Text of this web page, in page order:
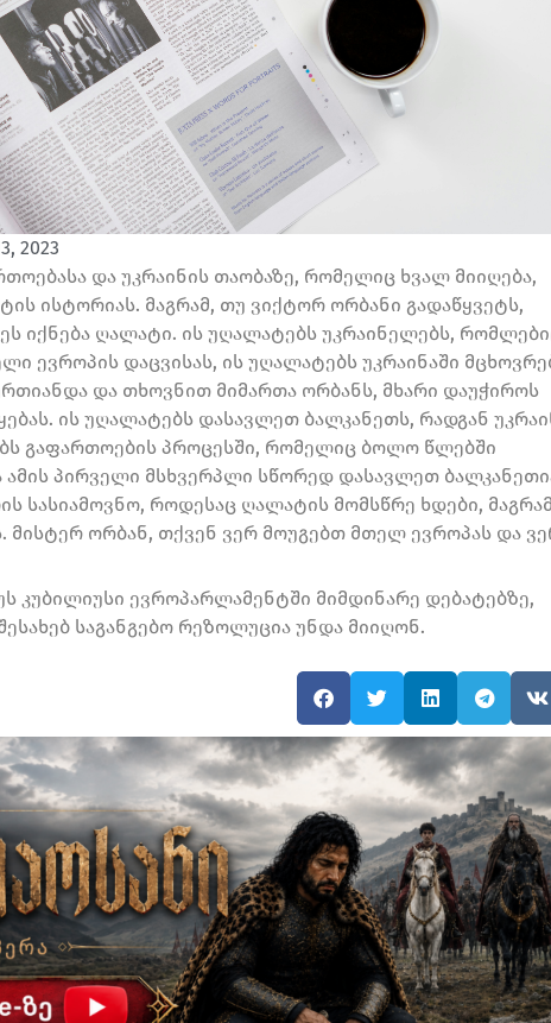
2023
და უკრაინის თაობაზე, რომელიც ხვალ მიიღება,
ისტორიას. მაგრამ, თუ ვიქტორ ორბანი გადაწყვეტს,
იქნება ღალატი. ის უღალატებს უკრაინელებს,
ევროპის დაცვისას, ის უღალატებს უკრაინაში
და თხოვნით მიმართა ორბანს, მხარი დაუჭიროს
ის უღალატებს დასავლეთ ბალკანეთს, რადგან
გაფართოების პროცესში, რომელიც ბოლო წლებში
პირველი მსხვერპლი სწორედ დასავლეთ
სასიამოვნო, როდესაც ღალატის მომსწრე ხდები, მაგრამ
მისტერ ორბან, თქვენ ვერ მოუგებთ მთელ ევროპას და
კუბილიუსი ევროპარლამენტში მიმდინარე დებატებზე,
საგანგებო რეზოლუცია უნდა მიიღონ.